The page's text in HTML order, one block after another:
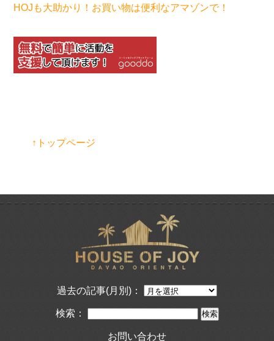
HOJも大助かり！お買い物は便利なアマゾンで！
↑トップページ
過去の記事(月別)：
検索：
お問い合わせ